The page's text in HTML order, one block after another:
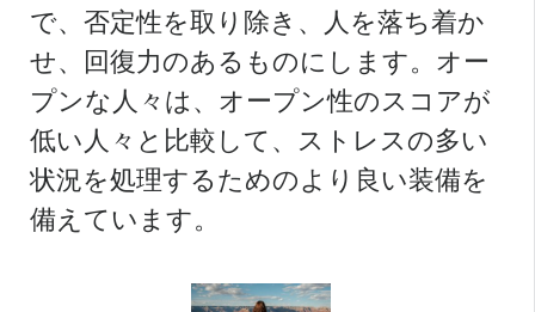
で、否定性を取り除き、人を落ち着か
せ、回復力のあるものにします。オー
プンな人々は、オープン性のスコアが
低い人々と比較して、ストレスの多い
状況を処理するためのより良い装備を
備えています。